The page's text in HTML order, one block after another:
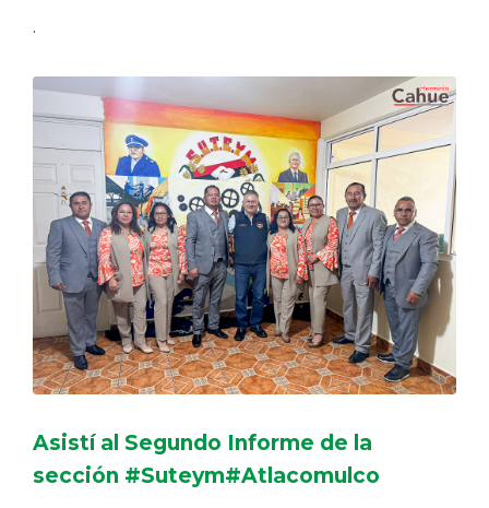
.
Asistí al Segundo Informe de la
sección #Suteym#Atlacomulco